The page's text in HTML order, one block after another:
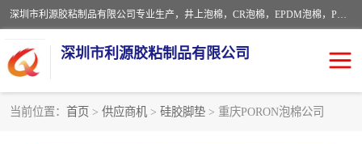
深圳市利源胶粘制品有限公司专业生产，井上泡棉，CR泡棉，EPDM泡棉，PORON泡棉厚度剖切，公差正负0.1mm，硅胶条，脚垫，异形一次成型，雕刻EVA海绵；包装材料:精密仪器、医疗器具、运输时缓冲、防震材料。建筑:住房装潢材料、房屋门窗密封；轻便、强韧性：轻便并且具有较强的韧性，良好的耐油性与耐溶剂性。隔热性：导热性低具有优越的保温性，具有的回弹性。
深圳市利源胶粘制品有限公司
当前位置： 首页 > 供应商机 > 硅胶脚垫 > 重庆PORON泡棉公司